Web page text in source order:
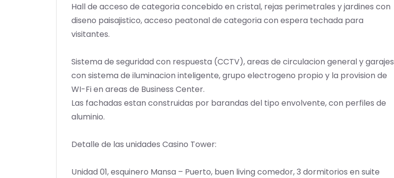
Hall de acceso de categoria concebido en cristal, rejas perimetrales y jardines con
diseno paisajistico, acceso peatonal de categoria con espera techada para
visitantes.
Sistema de seguridad con respuesta (CCTV), areas de circulacion general y garajes
con sistema de iluminacion inteligente, grupo electrogeno propio y la provision de
WI-Fi en areas de Business Center.
Las fachadas estan construidas por barandas del tipo envolvente, con perfiles de
aluminio.
Detalle de las unidades Casino Tower:
Unidad 01, esquinero Mansa – Puerto, buen living comedor, 3 dormitorios en suite